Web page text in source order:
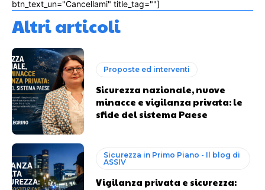
btn_text_un="Cancellami" title_tag=""]
Altri articoli
Proposte ed interventi
Sicurezza nazionale, nuove
minacce e vigilanza privata: le
sfide del sistema Paese
Sicurezza in Primo Piano - Il blog di
ASSIV
Vigilanza privata e sicurezza: